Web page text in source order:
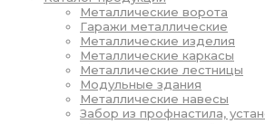
Металлические ворота
Гаражи металлические
Металлические изделия
Металлические каркасы
Металлические лестницы
Модульные здания
Металлические навесы
Забор из профнастила,